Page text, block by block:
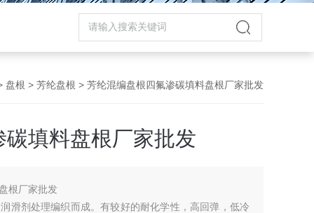
盘根 > 芳纶盘根 > 芳纶混编盘根四氟渗碳填料盘根厂家批发
填料盘根厂家批发
根厂家批发
滑剂处理编织而成。有较好的耐化学性，高回弹，低冷